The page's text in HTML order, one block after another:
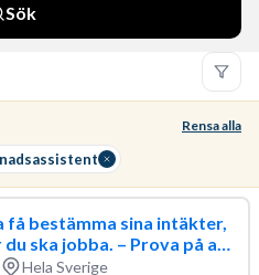
Sök
Rensa alla
få bestämma sina intäkter,
ska jobba. – Prova på att
Hela Sverige